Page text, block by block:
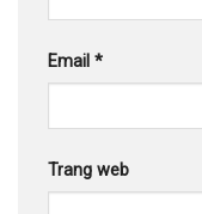
Email *
Trang web